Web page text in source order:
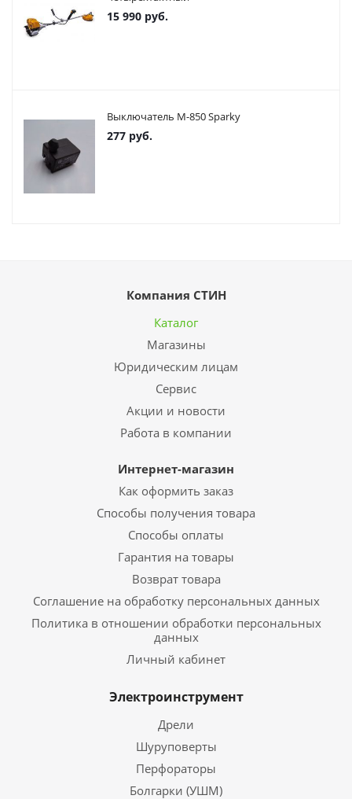
15 990 руб.
Выключатель М-850 Sparky
277 руб.
Компания СТИН
Каталог
Магазины
Юридическим лицам
Сервис
Акции и новости
Работа в компании
Интернет-магазин
Как оформить заказ
Способы получения товара
Способы оплаты
Гарантия на товары
Возврат товара
Соглашение на обработку персональных данных
Политика в отношении обработки персональных
данных
Личный кабинет
Электроинструмент
Дрели
Шуруповерты
Перфораторы
Болгарки (УШМ)